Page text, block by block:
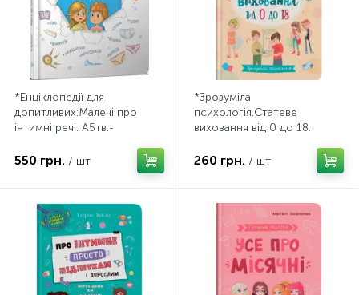
*Енціклопедії для
допитливих:Малечі про
інтимні речі. А5тв.-
550 грн. / шт
*Зрозуміла
психологія.Статеве
виховання від 0 до 18.
260 грн. / шт